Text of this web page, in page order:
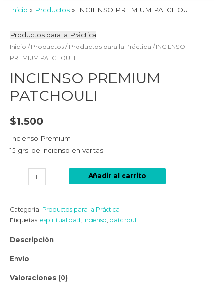
Inicio Productos INCIENSO PREMIUM PATCHOULI
Productos para la Práctica
Inicio / Productos / Productos para la Práctica / INCIENSO
PREMIUM PATCHOULI
INCIENSO PREMIUM
PATCHOULI
$1.500
Incienso Premium
15 grs. de incienso en varitas
Añadir al carrito
Categoría: Productos para la Práctica
Etiquetas: espiritualidad incienso patchouli
Descripción
Envío
Valoraciones (0)